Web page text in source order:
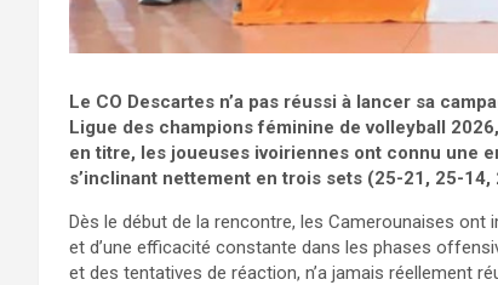
Le CO Descartes n’a pas réussi à lancer sa
Ligue des champions féminine de volleyball
en titre, les joueuses ivoiriennes ont connu une
s’inclinant nettement en trois sets (25-21, 25-
Dès le début de la rencontre, les Camerounaises
et d’une efficacité constante dans les phases
et des tentatives de réaction, n’a jamais réellement